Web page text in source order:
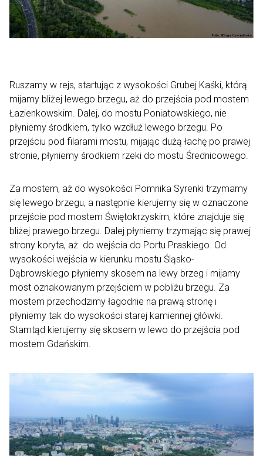
Ruszamy w rejs, startując z wysokości Grubej Kaśki, którą
mijamy bliżej lewego brzegu, aż do przejścia pod mostem
Łazienkowskim. Dalej, do mostu Poniatowskiego, nie
płyniemy środkiem, tylko wzdłuż lewego brzegu. Po
przejściu pod filarami mostu, mijając dużą łachę po prawej
stronie, płyniemy środkiem rzeki do mostu Średnicowego.
Za mostem, aż do wysokości Pomnika Syrenki trzymamy
się lewego brzegu, a następnie kierujemy się w oznaczone
przejście pod mostem Świętokrzyskim, które znajduje się
bliżej prawego brzegu. Dalej płyniemy trzymając się prawej
strony koryta, aż do wejścia do Portu Praskiego. Od
wysokości wejścia w kierunku mostu Śląsko-
Dąbrowskiego płyniemy skosem na lewy brzeg i mijamy
most oznakowanym przejściem w pobliżu brzegu. Za
mostem przechodzimy łagodnie na prawą stronę i
płyniemy tak do wysokości starej kamiennej główki.
Stamtąd kierujemy się skosem w lewo do przejścia pod
mostem Gdańskim.